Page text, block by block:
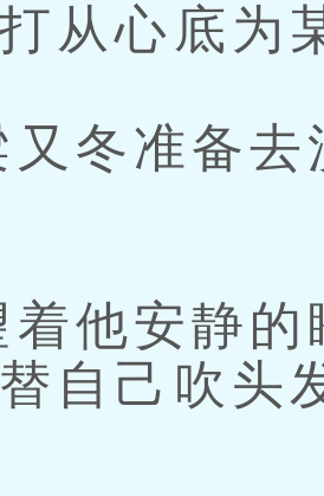
从心底为
冬准备去
他安静的
替自己吹头